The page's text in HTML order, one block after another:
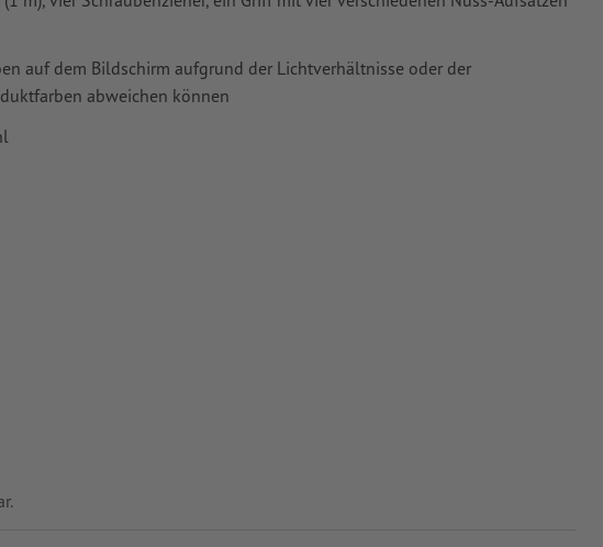
auf dem Bildschirm aufgrund der Lichtverhältnisse oder der
abweichen können